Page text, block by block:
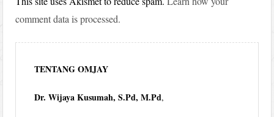
comment data is processed.
TENTANG OMJAY
Dr. Wijaya Kusumah, S.Pd, M.Pd,